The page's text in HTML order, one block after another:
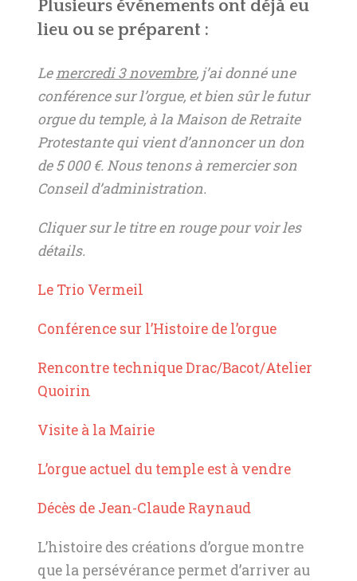
Plusieurs événements ont déjà eu
lieu ou se préparent :
Lemercredi 3 novembre, j’ai donné une
conférence sur l’orgue, et bien sûr le futur
orgue du temple, à la Maison de Retraite
Protestante qui vient d’annoncer un don
de 5 000 €. Nous tenons à remercier son
Conseil d’administration.
Cliquer sur le titre en rouge pour voir les
détails.
Le Trio Vermeil
Conférence sur l’Histoire de l’orgue
Rencontre technique Drac/Bacot/Atelier
Quoirin
Visite à la Mairie
L’orgue actuel du temple est à vendre
Décès de Jean-Claude Raynaud
L’histoire des créations d’orgue montre
que la persévérance permet d’arriver au